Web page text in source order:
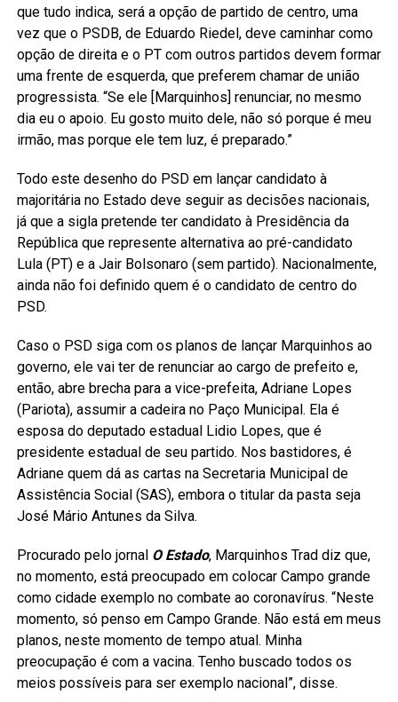
que tudo indica, será a opção de partido de centro, uma
vez que o PSDB, de Eduardo Riedel, deve caminhar como
opção de direita e o PT com outros partidos devem formar
uma frente de esquerda, que preferem chamar de união
progressista. “Se ele [Marquinhos] renunciar, no mesmo
dia eu o apoio. Eu gosto muito dele, não só porque é meu
irmão, mas porque ele tem luz, é preparado.”
Todo este desenho do PSD em lançar candidato à
majoritária no Estado deve seguir as decisões nacionais,
já que a sigla pretende ter candidato à Presidência da
República que represente alternativa ao pré-candidato
Lula (PT) e a Jair Bolsonaro (sem partido). Nacionalmente,
ainda não foi definido quem é o candidato de centro do
PSD.
Caso o PSD siga com os planos de lançar Marquinhos ao
governo, ele vai ter de renunciar ao cargo de prefeito e,
então, abre brecha para a vice-prefeita, Adriane Lopes
(Pariota), assumir a cadeira no Paço Municipal. Ela é
esposa do deputado estadual Lidio Lopes, que é
presidente estadual de seu partido. Nos bastidores, é
Adriane quem dá as cartas na Secretaria Municipal de
Assistência Social (SAS), embora o titular da pasta seja
José Mário Antunes da Silva.
Procurado pelo jornalO Estado, Marquinhos Trad diz que,
no momento, está preocupado em colocar Campo grande
como cidade exemplo no combate ao coronavírus. “Neste
momento, só penso em Campo Grande. Não está em meus
planos, neste momento de tempo atual. Minha
preocupação é com a vacina. Tenho buscado todos os
meios possíveis para ser exemplo nacional”, disse.